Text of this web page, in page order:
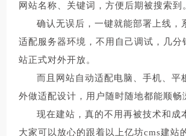
网站名称、关键词，方便后期被搜索到
确认无误后，一键就能部署上线，
适配服务器环境，不用自己调试，几分
站正式对外开放。
而且网站自动适配电脑、手机、平
外做适配设计，用户随时随地都能顺畅
现在建站，真的不用再被技术和成
大家可以放心的跟着以上亿坊cms建站